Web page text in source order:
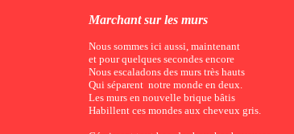
Marchant sur les murs
Nous sommes ici aussi, maintenant
et pour quelques secondes encore
Nous escaladons des murs très hauts
Qui séparent notre monde en deux.
Les murs en nouvelle brique bâtis
Habillent ces mondes aux cheveux gris.